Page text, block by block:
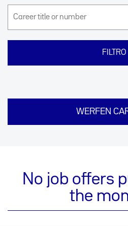
WERFEN
No job offers
the